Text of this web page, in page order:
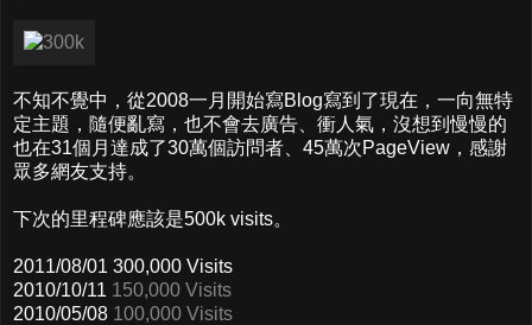
不知不覺中，從2008一月開始寫Blog寫到了現在，一向無特
定主題，隨便亂寫，也不會去廣告、衝人氣，沒想到慢慢的
也在31個月達成了30萬個訪問者、45萬次PageView，感謝
眾多網友支持。
下次的里程碑應該是500k visits。
2011/08/01 300,000 Visits
2010/10/11 150,000 Visits
2010/05/08 100,000 Visits